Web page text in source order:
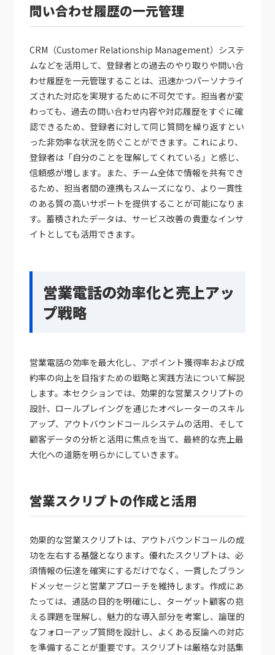
問い合わせ履歴の一元管理
CRM（Customer Relationship Management）システ
ムなどを活用して、登録者との過去のやり取りや問い合
わせ履歴を一元管理することは、迅速かつパーソナライ
ズされた対応を実現するために不可欠です。担当者が変
わっても、過去の問い合わせ内容や対応履歴をすぐに確
認できるため、登録者に対して同じ質問を繰り返すとい
った非効率な状況を防ぐことができます。これにより、
登録者は「自分のことを理解してくれている」と感じ、
信頼感が増します。また、チーム全体で情報を共有でき
るため、担当者間の連携もスムーズになり、より一貫性
のある質の高いサポートを提供することが可能になりま
す。蓄積されたデータは、サービス改善の貴重なインサ
イトとしても活用できます。
営業電話の効率化と売上アッ
プ戦略
営業電話の効率を最大化し、アポイント獲得率および成
約率の向上を目指すための戦略と実践方法について解説
します。本セクションでは、効果的な営業スクリプトの
設計、ロールプレイングを通じたオペレーターのスキル
アップ、アウトバウンドコールシステムの活用、そして
顧客データの分析と活用に焦点を当て、最終的な売上最
大化への道筋を明らかにしていきます。
営業スクリプトの作成と活用
効果的な営業スクリプトは、アウトバウンドコールの成
功を左右する基盤となります。優れたスクリプトは、必
須情報の伝達を確実にするだけでなく、一貫したブラン
ドメッセージと営業アプローチを維持します。作成にあ
たっては、通話の目的を明確にし、ターゲット顧客の抱
える課題を理解し、魅力的な導入部分を考案し、論理的
なフォローアップ質問を設計し、よくある反論への対応
を準備することが重要です。スクリプトは厳格な対話集